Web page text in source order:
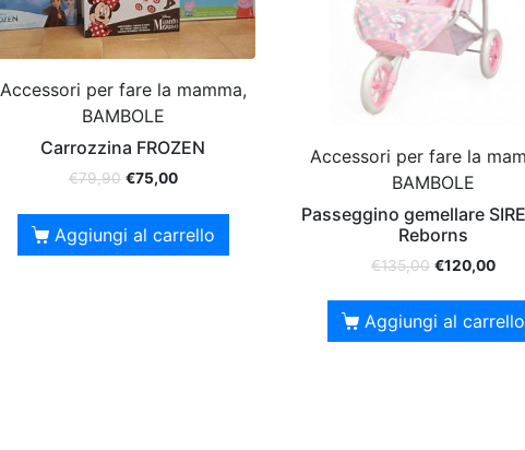
Accessori per fare la mamma,
BAMBOLE
Carrozzina FROZEN
€79,90 €75,00
Aggiungi al carrello
Accessori per fare la
BAMBOLE
Passeggino gemellare
Reborns
€135,00 €120,00
Aggiungi al carrello